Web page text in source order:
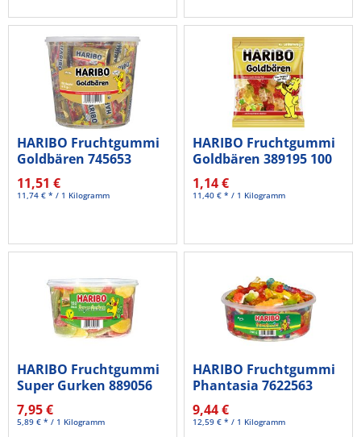
HARIBO Fruchtgummi
Goldbären 745653
Minibeutel...
11,51 €
11,74 € * / 1 Kilogramm
HARIBO Fruchtgummi
Goldbären 389195 100
g/Pack.
1,14 €
11,40 € * / 1 Kilogramm
HARIBO Fruchtgummi
Super Gurken 889056
150...
7,95 €
5,89 € * / 1 Kilogramm
HARIBO Fruchtgummi
Phantasia 7622563
750g
9,44 €
12,59 € * / 1 Kilogramm